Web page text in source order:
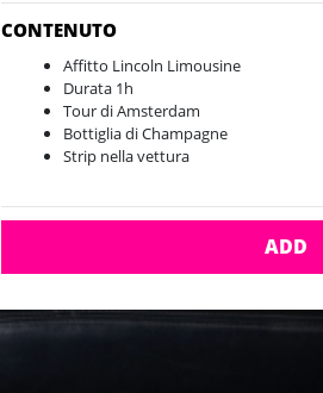
CONTENUTO
Affitto Lincoln Limousine
Durata 1h
Tour di Amsterdam
Bottiglia di Champagne
Strip nella vettura
ADD